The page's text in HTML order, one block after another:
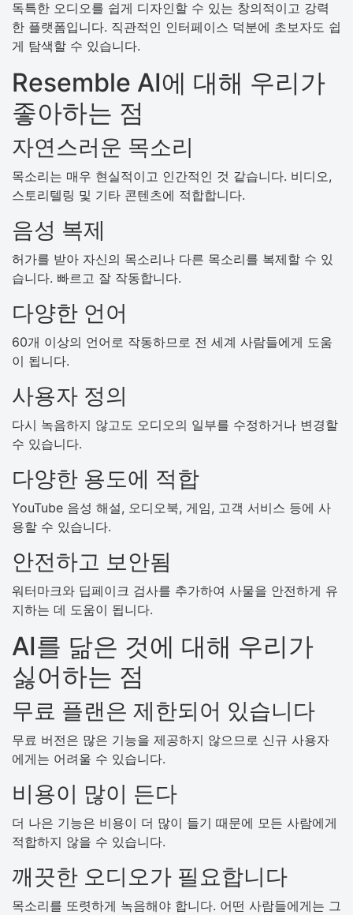
독특한 오디오를 쉽게 디자인할 수 있는 창의적이고 강력
한 플랫폼입니다. 직관적인 인터페이스 덕분에 초보자도 쉽
게 탐색할 수 있습니다.
Resemble AI에 대해 우리가
좋아하는 점
자연스러운 목소리
목소리는 매우 현실적이고 인간적인 것 같습니다. 비디오,
스토리텔링 및 기타 콘텐츠에 적합합니다.
음성 복제
허가를 받아 자신의 목소리나 다른 목소리를 복제할 수 있
습니다. 빠르고 잘 작동합니다.
다양한 언어
60개 이상의 언어로 작동하므로 전 세계 사람들에게 도움
이 됩니다.
사용자 정의
다시 녹음하지 않고도 오디오의 일부를 수정하거나 변경할
수 있습니다.
다양한 용도에 적합
YouTube 음성 해설, 오디오북, 게임, 고객 서비스 등에 사
용할 수 있습니다.
안전하고 보안됨
워터마크와 딥페이크 검사를 추가하여 사물을 안전하게 유
지하는 데 도움이 됩니다.
AI를 닮은 것에 대해 우리가
싫어하는 점
무료 플랜은 제한되어 있습니다
무료 버전은 많은 기능을 제공하지 않으므로 신규 사용자
에게는 어려울 수 있습니다.
비용이 많이 든다
더 나은 기능은 비용이 더 많이 들기 때문에 모든 사람에게
적합하지 않을 수 있습니다.
깨끗한 오디오가 필요합니다
목소리를 또렷하게 녹음해야 합니다. 어떤 사람들에게는 그